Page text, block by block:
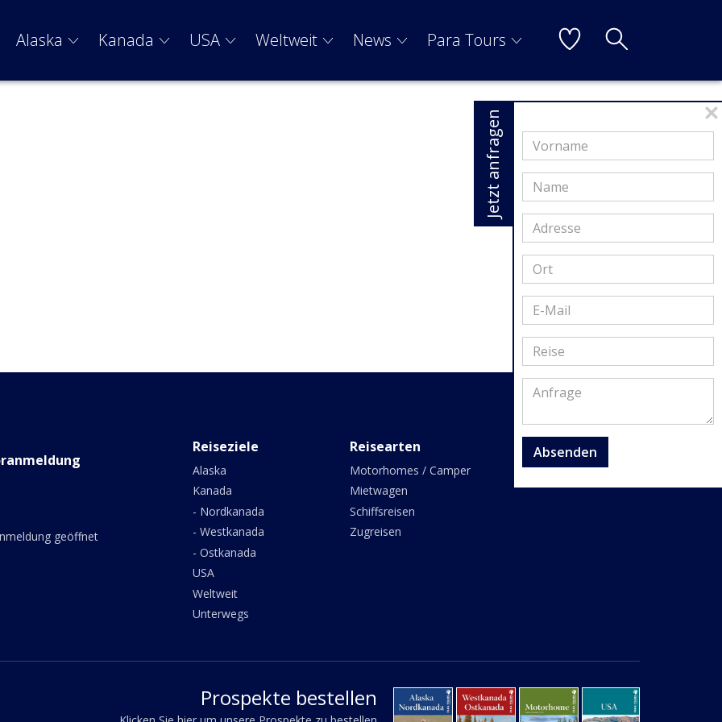
Alaska Kanada USA Weltweit News Para Tours
geöffnet
Reiseziele
Alaska
Kanada
- Nordkanada
- Westkanada
- Ostkanada
USA
Weltweit
Unterwegs
Reisearten
Motorhomes / Camper
Mietwagen
Schiffsreisen
Zugreisen
Prospekte bestellen
Jetzt anfragen
Absenden